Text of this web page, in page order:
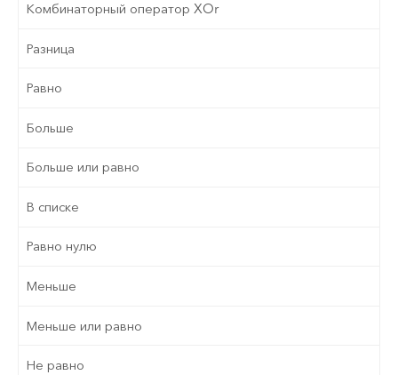
Комбинаторный оператор XOr
Разница
Равно
Больше
Больше или равно
В списке
Равно нулю
Меньше
Меньше или равно
Не равно